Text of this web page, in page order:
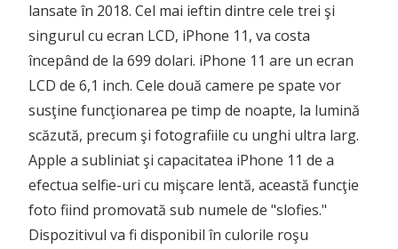
lansate în 2018. Cel mai ieftin dintre cele trei şi
singurul cu ecran LCD, iPhone 11, va costa
începând de la 699 dolari. iPhone 11 are un ecran
LCD de 6,1 inch. Cele două camere pe spate vor
susţine funcţionarea pe timp de noapte, la lumină
scăzută, precum şi fotografiile cu unghi ultra larg.
Apple a subliniat şi capacitatea iPhone 11 de a
efectua selfie-uri cu mişcare lentă, această funcţie
foto fiind promovată sub numele de "slofies."
Dispozitivul va fi disponibil în culorile roşu